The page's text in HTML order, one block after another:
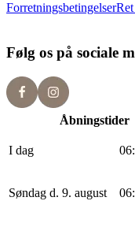
Forretningsbetingelser
Følg os på sociale
Åbningstider
I dag 06:
Søndag d. 9. august 06: